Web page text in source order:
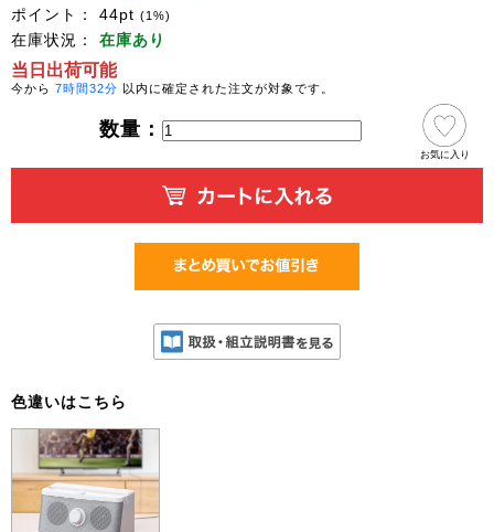
ポイント： 44pt (1%)
在庫状況： 在庫あり
当日出荷可能
今から 7時間32分 以内に確定された注文が対象です。
数量：
お気に入り
色違いはこちら